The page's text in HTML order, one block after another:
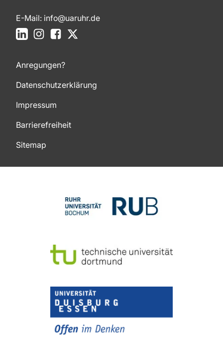
E-Mail: info@uaruhr.de
LinkedInInstagramFacebook
Anregungen?
Datenschutzerklärung
Impressum
Barrierefreiheit
Sitemap